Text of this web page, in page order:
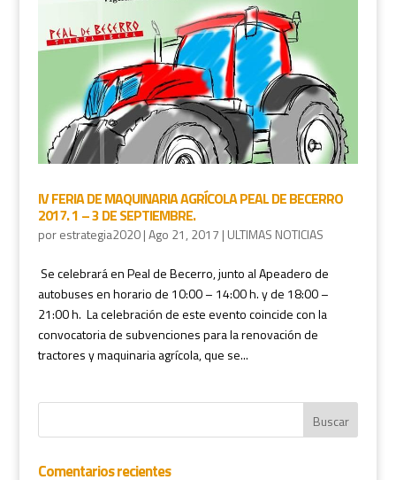
IV FERIA DE MAQUINARIA AGRÍCOLA PEAL DE BECERRO
2017. 1 – 3 DE SEPTIEMBRE.
porestrategia2020|Ago 21, 2017 | ULTIMAS NOTICIAS
Se celebrará en Peal de Becerro, junto al Apeadero de
autobuses en horario de 10:00 – 14:00 h. y de 18:00 –
21:00 h. La celebración de este evento coincide con la
convocatoria de subvenciones para la renovación de
tractores y maquinaria agrícola, que se...
Comentarios recientes